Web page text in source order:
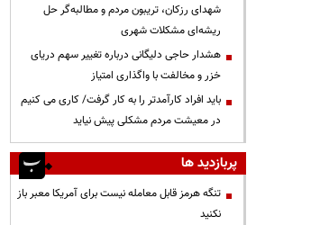
شهدای رزکان، تریبون مردم و مطالبه‌گر حل
ریشه‌ای مشکلات شهری
هشدار حاجی دلیگانی درباره تغییر سهم دریای
خزر و مخالفت با واگذاری امتیاز
باید افراد کارآمدتر را به کار گرفت/ کاری می کنیم
در معیشت مردم مشکلی پیش نیاید
پربازدید ها
تنگه هرمز قابل معامله نیست برای آمریکا معبر باز
نکنید